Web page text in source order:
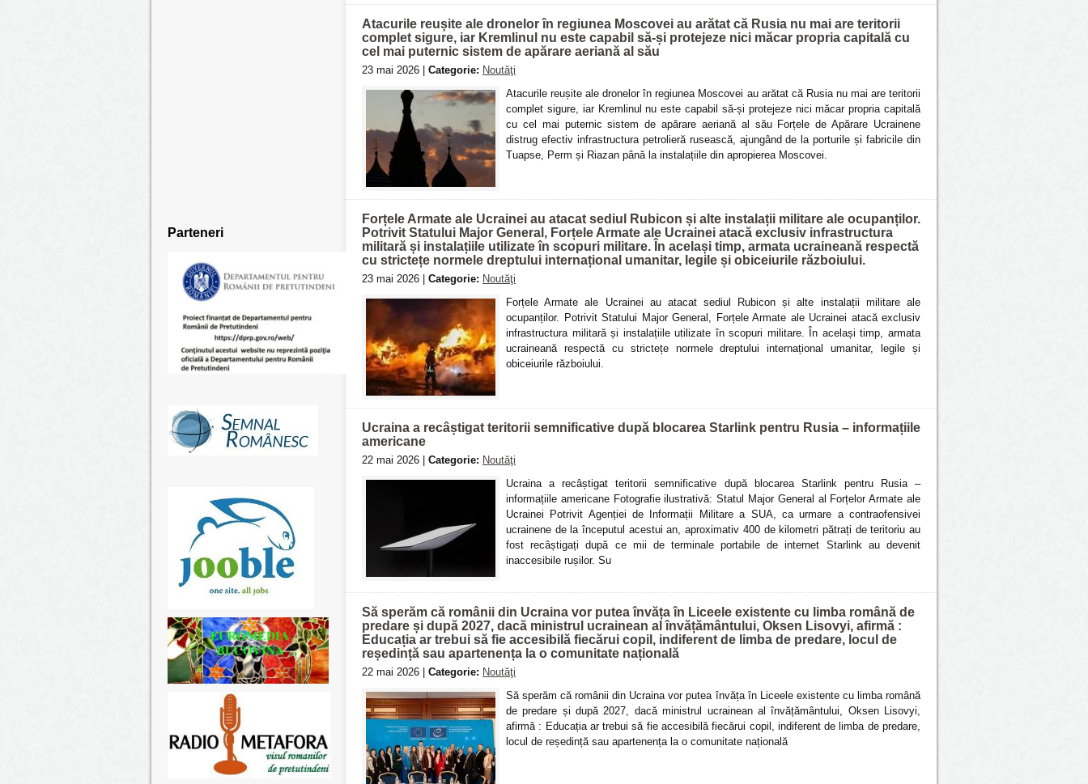
Parteneri
Atacurile reușite ale dronelor în regiunea Moscovei au arătat că Rusia nu mai are teritorii
complet sigure, iar Kremlinul nu este capabil să-și protejeze nici măcar propria capitală cu
cel mai puternic sistem de apărare aeriană al său
23 mai 2026 | Categorie: Noutăţi
Atacurile reușite ale dronelor în regiunea Moscovei au arătat că Rusia nu mai are teritorii
complet sigure, iar Kremlinul nu este capabil să-și protejeze nici măcar propria capitală
cu cel mai puternic sistem de apărare aeriană al său Forțele de Apărare Ucrainene
distrug efectiv infrastructura petrolieră rusească, ajungând de la porturile și fabricile din
Tuapse, Perm și Riazan până la instalațiile din apropierea Moscovei.
Forțele Armate ale Ucrainei au atacat sediul Rubicon și alte instalații militare ale ocupanților.
Potrivit Statului Major General, Forțele Armate ale Ucrainei atacă exclusiv infrastructura
militară și instalațiile utilizate în scopuri militare. În același timp, armata ucraineană respectă
cu strictețe normele dreptului internațional umanitar, legile și obiceiurile războiului.
23 mai 2026 | Categorie: Noutăţi
Forțele Armate ale Ucrainei au atacat sediul Rubicon și alte instalații militare ale
ocupanților. Potrivit Statului Major General, Forțele Armate ale Ucrainei atacă exclusiv
infrastructura militară și instalațiile utilizate în scopuri militare. În același timp, armata
ucraineană respectă cu strictețe normele dreptului internațional umanitar, legile și
obiceiurile războiului.
Ucraina a recâștigat teritorii semnificative după blocarea Starlink pentru Rusia – informațiile
americane
22 mai 2026 | Categorie: Noutăţi
Ucraina a recâștigat teritorii semnificative după blocarea Starlink pentru Rusia –
informațiile americane Fotografie ilustrativă: Statul Major General al Forțelor Armate ale
Ucrainei Potrivit Agenției de Informații Militare a SUA, ca urmare a contraofensivei
ucrainene de la începutul acestui an, aproximativ 400 de kilometri pătrați de teritoriu au
fost recâștigați după ce mii de terminale portabile de internet Starlink au devenit
inaccesibile rușilor. Su
Să sperăm că românii din Ucraina vor putea învăța în Liceele existente cu limba română de
predare și după 2027, dacă ministrul ucrainean al învățământului, Oksen Lisovyi, afirmă :
Educația ar trebui să fie accesibilă fiecărui copil, indiferent de limba de predare, locul de
reședință sau apartenența la o comunitate națională
22 mai 2026 | Categorie: Noutăţi
Să sperăm că românii din Ucraina vor putea învăța în Liceele existente cu limba română
de predare și după 2027, dacă ministrul ucrainean al învățământului, Oksen Lisovyi,
afirmă : Educația ar trebui să fie accesibilă fiecărui copil, indiferent de limba de predare,
locul de reședință sau apartenența la o comunitate națională